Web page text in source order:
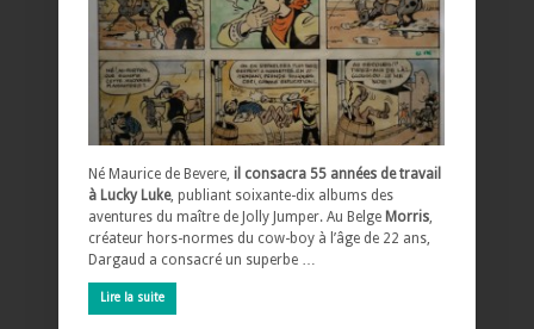
Né Maurice de Bevere, il consacra 55 années de travail
à Lucky Luke, publiant soixante-dix albums des
aventures du maître de Jolly Jumper. Au Belge Morris,
créateur hors-normes du cow-boy à l’âge de 22 ans,
Dargaud a consacré un superbe …
Lire la suite